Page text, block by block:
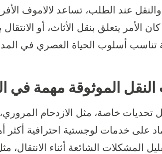
عند الطلب، تساعد لالاموف
كان الأمر يتعلق بنقل الأثاث، أو
تناسب أسلوب الحياة العصري في
النقل الموثوقة مهمة في
تحديات خاصة، مثل الازدحام
على خدمات لوجستية احترافية
المشكلات الشائعة أثناء الانتقال،